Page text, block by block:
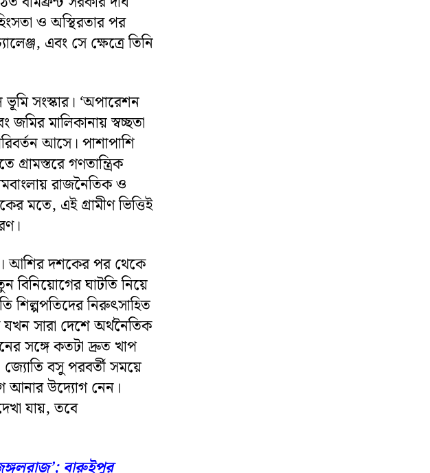
ও অস্থিরতার পর
এবং সে ক্ষেত্রে তিনি
সংস্কার। ‘অপারেশন
জমির মালিকানায় স্বচ্ছতা
আসে। পাশাপাশি
গ্রামস্তরে গণতান্ত্রিক
রাজনৈতিক ও
মতে, এই গ্রামীণ ভিত্তিই
আশির দশকের পর থেকে
বিনিয়োগের ঘাটতি নিয়ে
শিল্পপতিদের নিরুৎসাহিত
সারা দেশে অর্থনৈতিক
সঙ্গে কতটা দ্রুত খাপ
বসু পরবর্তী সময়ে
আনার উদ্যোগ নেন।
যায়, তবে
বারুইপুর